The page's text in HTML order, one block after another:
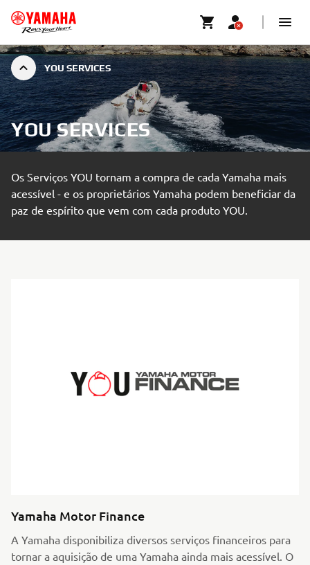
YOU SERVICES
YOU SERVICES
Os Serviços YOU tornam a compra de cada Yamaha mais
acessível - e os proprietários Yamaha podem beneficiar da
paz de espírito que vem com cada produto YOU.
Yamaha Motor Finance
A Yamaha disponibiliza diversos serviços financeiros para
tornar a aquisição de uma Yamaha ainda mais acessível. O